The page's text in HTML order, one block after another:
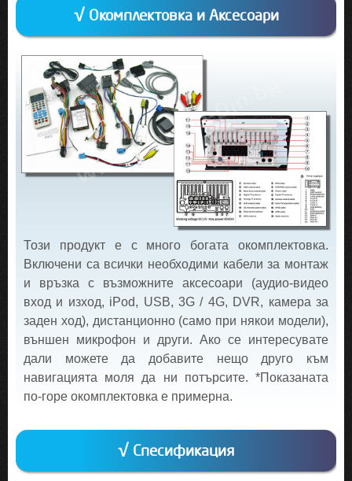
√ Окомплектовка и Аксесоари
Този продукт е с много богата окомплектовка.
Включени са всички необходими кабели за монтаж
и връзка с възможните аксесоари (аудио-видео
вход и изход, iPod, USB, 3G / 4G, DVR, камера за
заден ход), дистанционно (само при някои модели),
външен микрофон и други. Ако се интересувате
дали можете да добавите нещо друго към
навигацията моля да ни потърсите. *Показаната
по-горе окомплектовка е примерна.
√ Спесификация